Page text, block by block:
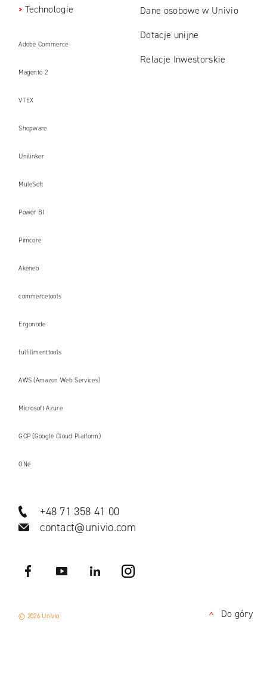
Technologie
Adobe Commerce
Magento 2
VTEX
Shopware
Unilinker
MuleSoft
Power BI
Pimcore
Akeneo
commercetools
Ergonode
fulfillmenttools
AWS (Amazon Web Services)
Microsoft Azure
GCP (Google Cloud Platform)
ONe
+48 71 358 41 00
contact@univio.com
Facebook YouTube LinkedIN
Dane osobowe w Univio
Dotacje unijne
Relacje Inwestorskie
© 2026 Univio <Do góry